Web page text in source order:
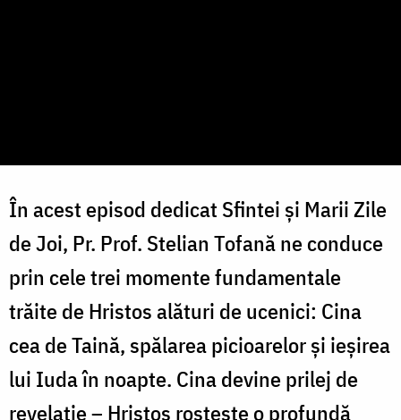
În acest episod dedicat Sfintei și Marii Zile
de Joi, Pr. Prof. Stelian Tofană ne conduce
prin cele trei momente fundamentale
trăite de Hristos alături de ucenici: Cina
cea de Taină, spălarea picioarelor și ieșirea
lui Iuda în noapte. Cina devine prilej de
revelație – Hristos rostește o profundă